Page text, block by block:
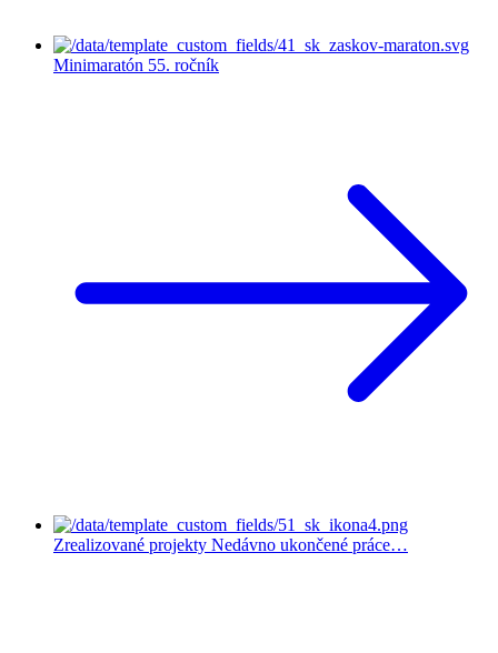
Minimaratón 55. ročník
Zrealizované projekty Nedávno ukončené práce…